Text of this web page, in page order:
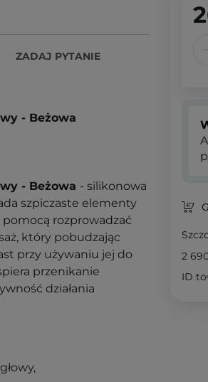
ZADAJ PYTANIE
- Beżowa
- Beżowa - silikonowa
szpiczaste elementy
pomocą rozprowadzać
który pobudzając
przy używaniu jej do
przenikanie
działania
2
ID